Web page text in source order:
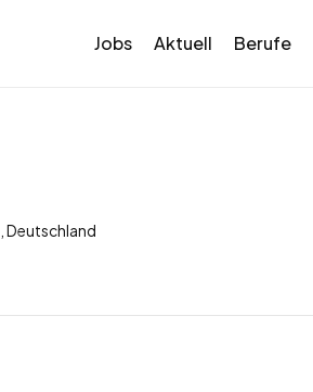
Jobs Aktuell Berufe
Deutschland